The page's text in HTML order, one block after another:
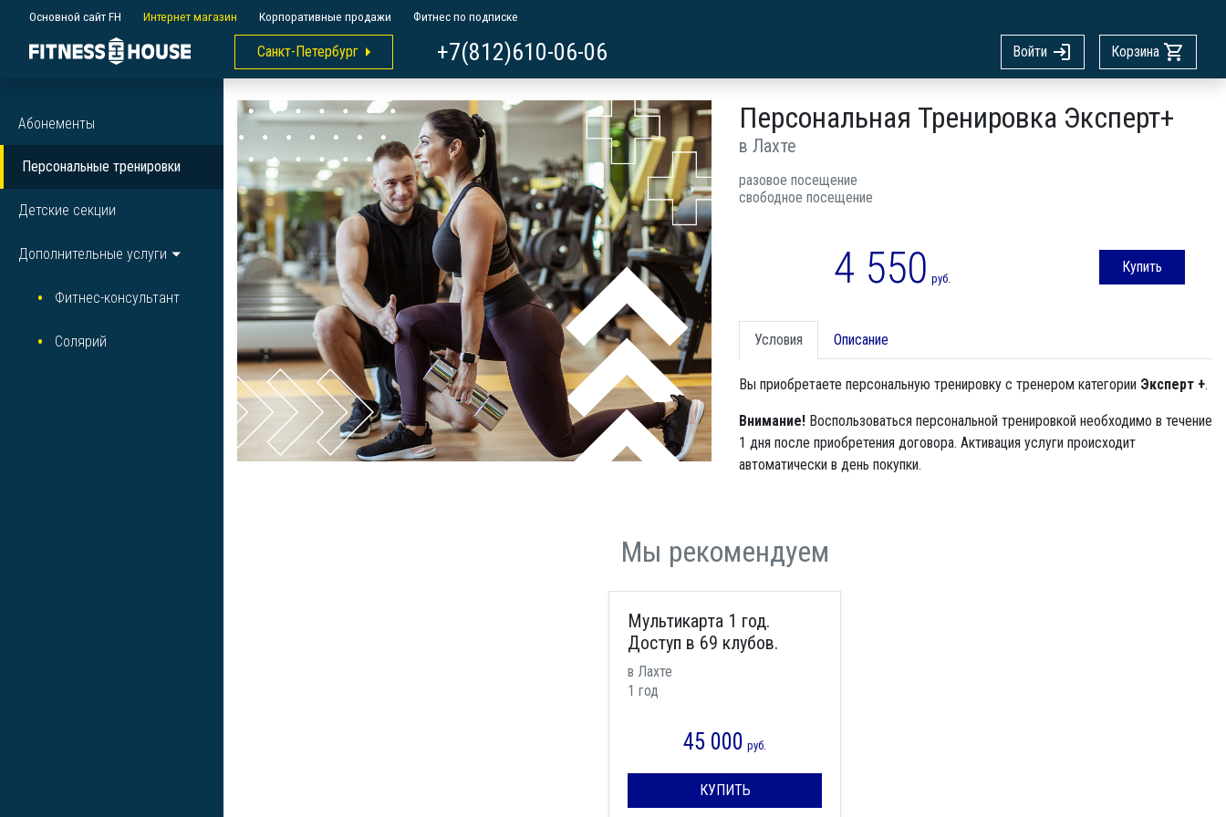
Основной сайт FH Интернет магазин Корпоративные продажи Фитнес по подписке
Санкт-Петербург +7(812)610-06-06 Войти Корзина
Абонементы
Персональные тренировки
Детские секции
Дополнительные услуги
Фитнес-консультант
Солярий
Персональная Тренировка Эксперт+
в Лахте
разовое посещение
свободное посещение
4 550 руб.
Купить
Условия Описание
Вы приобретаете персональную тренировку с тренером категории Эксперт +.
Внимание!Воспользоваться персональной тренировкой необходимо в течение
1 дня после приобретения договора. Активация услуги происходит
автоматически в день покупки.
Мы рекомендуем
Мультикарта 1 год.
Доступ в 69 клубов.
в Лахте
1 год
45 000 руб.
КУПИТЬ